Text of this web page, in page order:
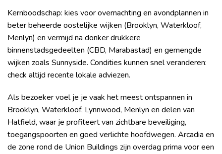
Kernboodschap: kies voor overnachting en avondplannen in
beter beheerde oostelijke wijken (Brooklyn, Waterkloof,
Menlyn) en vermijd na donker drukkere
binnenstadsgedeelten (CBD, Marabastad) en gemengde
wijken zoals Sunnyside. Condities kunnen snel veranderen:
check altijd recente lokale adviezen.
Als bezoeker voel je je vaak het meest ontspannen in
Brooklyn, Waterkloof, Lynnwood, Menlyn en delen van
Hatfield, waar je profiteert van zichtbare beveiliging,
toegangspoorten en goed verlichte hoofdwegen. Arcadia en
de zone rond de Union Buildings zijn overdag prima voor een